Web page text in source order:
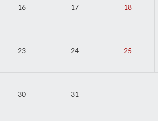
16 17 18
23 24 25
30 31